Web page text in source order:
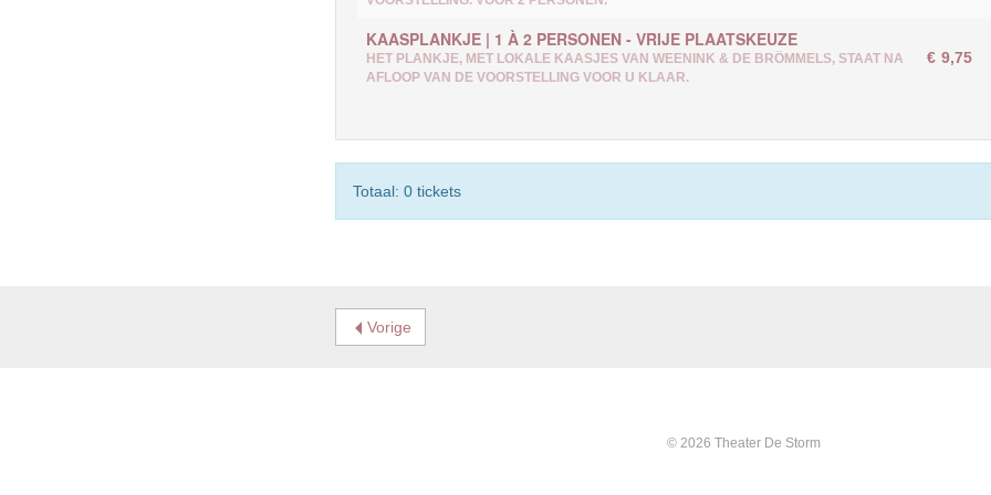
KAASPLANKJE | 1 À 2 PERSONEN - VRIJE PLAATSKEUZE
HET PLANKJE, MET LOKALE KAASJES VAN WEENINK & DE BRÖMMELS, STAAT NA
AFLOOP VAN DE VOORSTELLING VOOR U KLAAR.
€ 9,75
Totaal: 0 tickets
Vorige
© 2026 Theater De Storm